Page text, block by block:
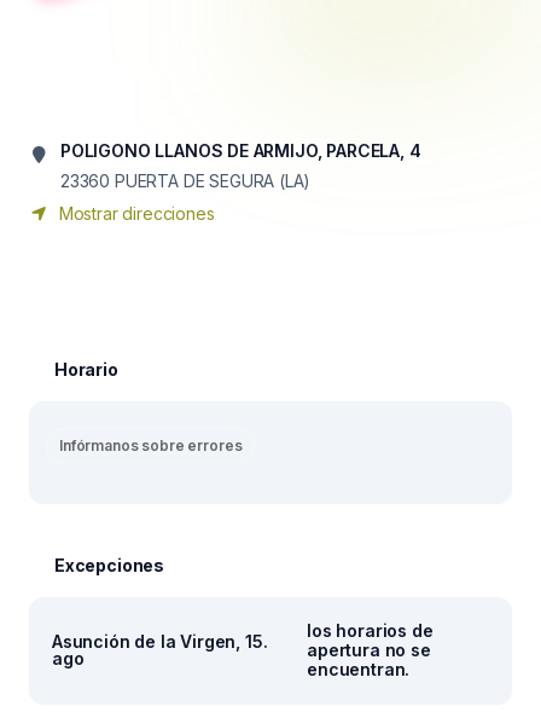
POLIGONO LLANOS DE ARMIJO, PARCELA, 4
23360 PUERTA DE SEGURA (LA)
Mostrar direcciones
Horario
Infórmanos sobre errores
Excepciones
Asunción de la Virgen, 15.
ago
los horarios de
apertura no se
encuentran.